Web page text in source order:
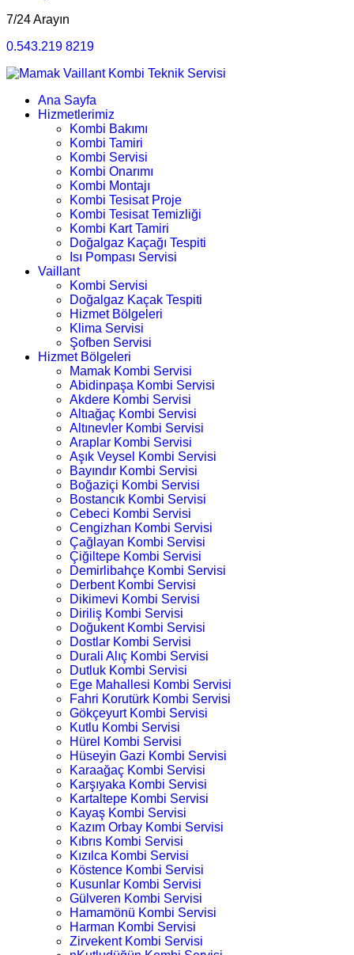
7/24 Arayın
0.543.219 8219
Ana Sayfa
Hizmetlerimiz
Kombi Bakımı
Kombi Tamiri
Kombi Servisi
Kombi Onarımı
Kombi Montajı
Kombi Tesisat Proje
Kombi Tesisat Temizliği
Kombi Kart Tamiri
Doğalgaz Kaçağı Tespiti
Isı Pompası Servisi
Vaillant
Kombi Servisi
Doğalgaz Kaçak Tespiti
Hizmet Bölgeleri
Klima Servisi
Şofben Servisi
Hizmet Bölgeleri
Mamak Kombi Servisi
Abidinpaşa Kombi Servisi
Akdere Kombi Servisi
Altıağaç Kombi Servisi
Altınevler Kombi Servisi
Araplar Kombi Servisi
Aşık Veysel Kombi Servisi
Bayındır Kombi Servisi
Boğaziçi Kombi Servisi
Bostancık Kombi Servisi
Cebeci Kombi Servisi
Cengizhan Kombi Servisi
Çağlayan Kombi Servisi
Çiğiltepe Kombi Servisi
Demirlibahçe Kombi Servisi
Derbent Kombi Servisi
Dikimevi Kombi Servisi
Diriliş Kombi Servisi
Doğukent Kombi Servisi
Dostlar Kombi Servisi
Durali Alıç Kombi Servisi
Dutluk Kombi Servisi
Ege Mahallesi Kombi Servisi
Fahri Korutürk Kombi Servisi
Gökçeyurt Kombi Servisi
Kutlu Kombi Servisi
Hürel Kombi Servisi
Hüseyin Gazi Kombi Servisi
Karaağaç Kombi Servisi
Karşıyaka Kombi Servisi
Kartaltepe Kombi Servisi
Kayaş Kombi Servisi
Kazım Orbay Kombi Servisi
Kıbrıs Kombi Servisi
Kızılca Kombi Servisi
Köstence Kombi Servisi
Kusunlar Kombi Servisi
Gülveren Kombi Servisi
Hamamönü Kombi Servisi
Harman Kombi Servisi
Zirvekent Kombi Servisi